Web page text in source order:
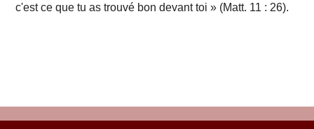
c'est ce que tu as trouvé bon devant toi » (Matt. 11 : 26).